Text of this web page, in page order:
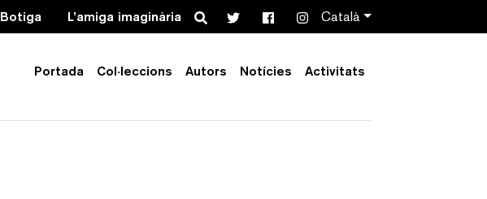
Botiga L’amiga imaginària Search Català
Portada Col·leccions Autors Notícies Activitats